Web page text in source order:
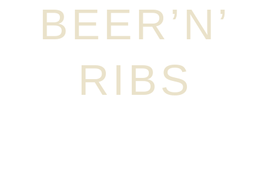
BEER’N’
RIBS